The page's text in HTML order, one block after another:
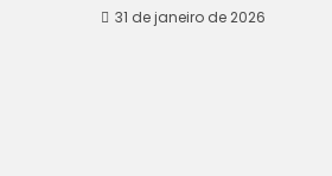
31 de janeiro de 2026